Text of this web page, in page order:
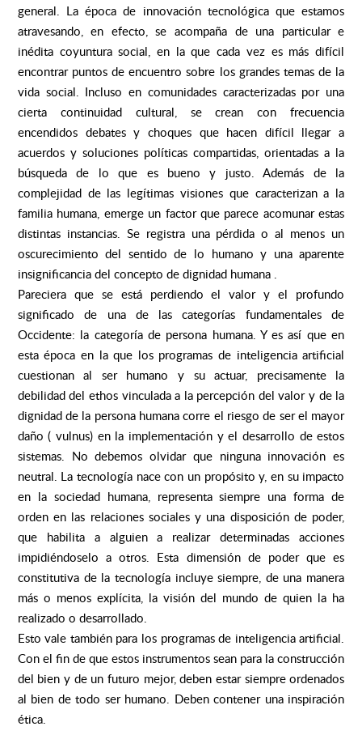
general. La época de innovación tecnológica que estamos
atravesando, en efecto, se acompaña de una particular e
inédita coyuntura social, en la que cada vez es más difícil
encontrar puntos de encuentro sobre los grandes temas de la
vida social. Incluso en comunidades caracterizadas por una
cierta continuidad cultural, se crean con frecuencia
encendidos debates y choques que hacen difícil llegar a
acuerdos y soluciones políticas compartidas, orientadas a la
búsqueda de lo que es bueno y justo. Además de la
complejidad de las legítimas visiones que caracterizan a la
familia humana, emerge un factor que parece acomunar estas
distintas instancias. Se registra una pérdida o al menos un
oscurecimiento del sentido de lo humano y una aparente
insignificancia del concepto de dignidad humana .
Pareciera que se está perdiendo el valor y el profundo
significado de una de las categorías fundamentales de
Occidente: la categoría de persona humana. Y es así que en
esta época en la que los programas de inteligencia artificial
cuestionan al ser humano y su actuar, precisamente la
debilidad del ethos vinculada a la percepción del valor y de la
dignidad de la persona humana corre el riesgo de ser el mayor
daño ( vulnus) en la implementación y el desarrollo de estos
sistemas. No debemos olvidar que ninguna innovación es
neutral. La tecnología nace con un propósito y, en su impacto
en la sociedad humana, representa siempre una forma de
orden en las relaciones sociales y una disposición de poder,
que habilita a alguien a realizar determinadas acciones
impidiéndoselo a otros. Esta dimensión de poder que es
constitutiva de la tecnología incluye siempre, de una manera
más o menos explícita, la visión del mundo de quien la ha
realizado o desarrollado.
Esto vale también para los programas de inteligencia artificial.
Con el fin de que estos instrumentos sean para la construcción
del bien y de un futuro mejor, deben estar siempre ordenados
al bien de todo ser humano. Deben contener una inspiración
ética.